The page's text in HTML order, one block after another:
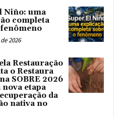
Niño: uma
completa
2026
Restauração
o Restaura
SOBRE 2026
nova etapa
da
nativa no